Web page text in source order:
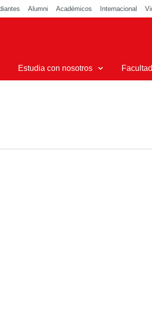
Alumni Académicos Internacional
Estudia con nosotros